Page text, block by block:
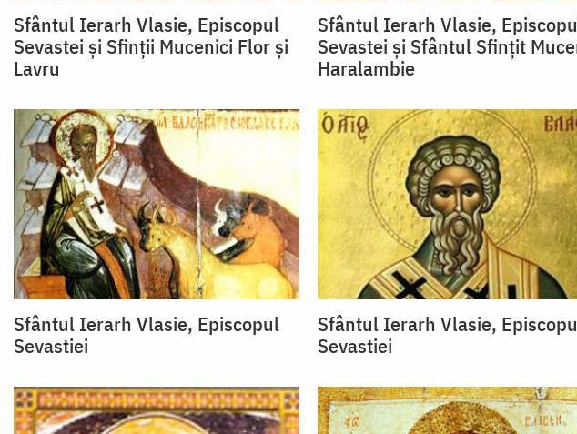
Sfântul Ierarh Vlasie, Episcopul
Sevastei și Sfinții Mucenici Flor și
Lavru
Sfântul Ierarh Vlasie,
Sevastei și Sfântul Sfințit
Haralambie
Sfântul Ierarh Vlasie, Episcopul
Sevastiei
Sfântul Ierarh Vlasie,
Sevastiei